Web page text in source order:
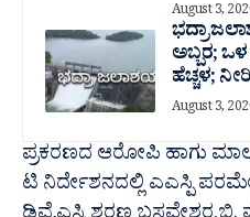
August 3,
ಭದ್ರಾ
ಅಬ್ಬರ;
ಹೆಚ್ಚಳ;
August 3,
ಪ್ರಕರಣದ ಆರೋಪಿ ಹಾಗು
ಟಿ ನಿರ್ದೇಶನದಲ್ಲಿ ಎಎಸ್ಪಿ